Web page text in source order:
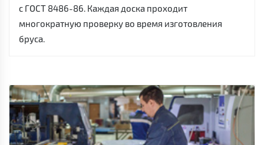
с ГОСТ 8486-86. Каждая доска проходит
многократную проверку во время изготовления
бруса.